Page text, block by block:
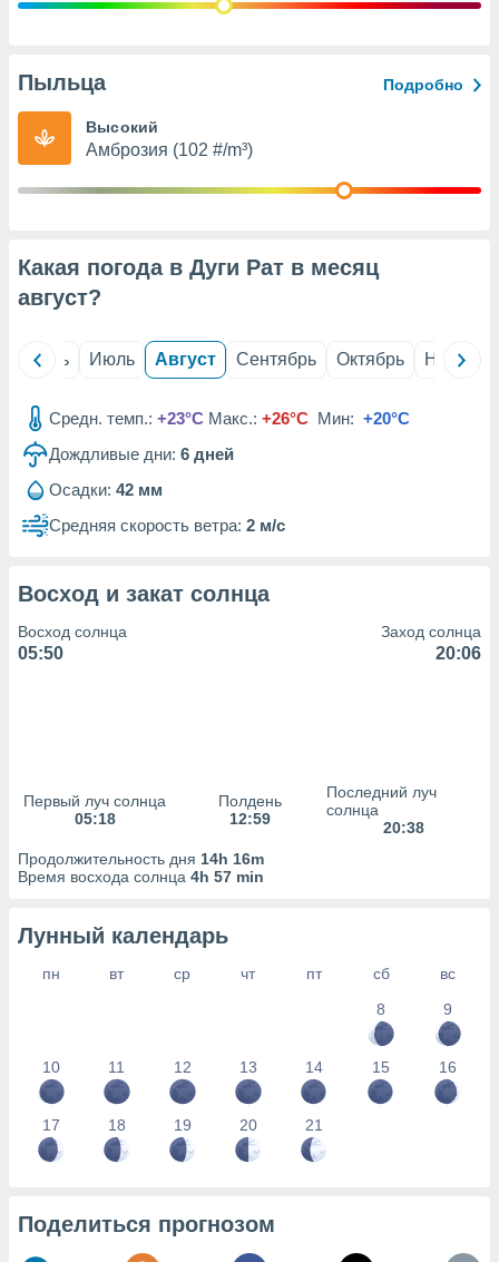
рекламы
сведения
1199
Пыльца Подробно
Высокий
Амброзия (102 #/m³)
Какая погода в Дуги Рат в месяц
август?
Июнь Июль Август Сентябрь Октябрь Ноябрь
Средн. темп.: +23°C Макс.: +26°C Мин: +20°C
Дождливые дни: 6 дней
Осадки: 42 мм
Средняя скорость ветра: 2 м/с
Восход и закат солнца
Восход солнца
05:50
Заход солнца
20:06
Первый луч солнца
05:18
Полдень
12:59
Последний луч
солнца
20:38
Продолжительность дня 14h 16m
Время восхода солнца 4h 57 min
Лунный календарь
пн вт ср чт пт сб
вс
8
9
10 11 12 13 14 15 16
17 18 19 20 21
Поделиться прогнозом